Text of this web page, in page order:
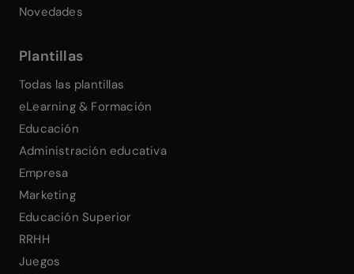
Novedades
Plantillas
Todas las plantillas
eLearning & Formación
Educación
Administración educativa
Empresa
Marketing
Educación Superior
RRHH
Juegos